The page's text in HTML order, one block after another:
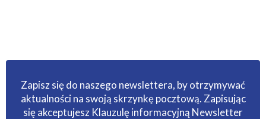
Zapisz się do naszego newslettera, by otrzymywać
aktualności na swoją skrzynkę pocztową. Zapisując
się akceptujesz Klauzulę informacyjną Newsletter